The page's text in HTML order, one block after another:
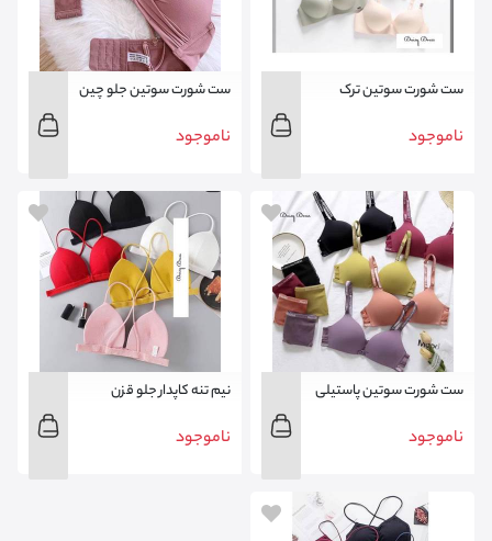
ست شورت سوتین ترک
ناموجود
ست شورت سوتین جلو چین
ناموجود
ست شورت سوتین پاستیلی
ناموجود
نیم تنه کاپدار جلو قزن
ناموجود